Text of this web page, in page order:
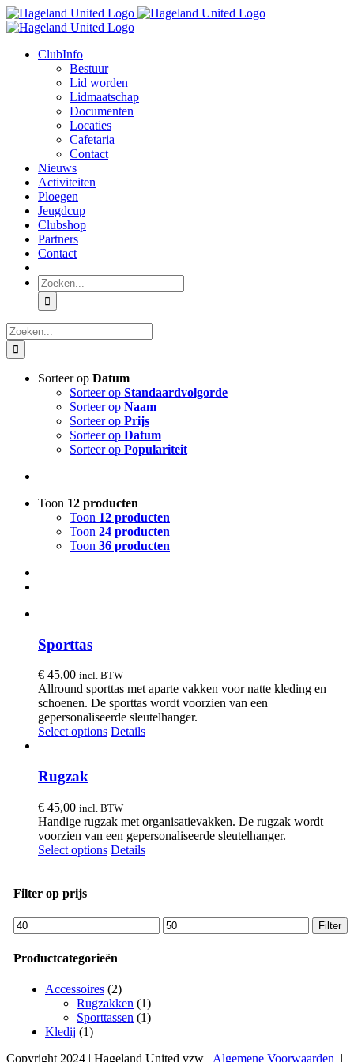
Ga
naar
ClubInfo
Bestuur
Lid worden
Lidmaatschap
Documenten
Locaties
Cafetaria
Contact
Nieuws
Activiteiten
Ploegen
Jeugdcup
Clubshop
Partners
Contact
Zoeken
naar:
Zoeken
naar:
Sorteer op Datum
Sorteer op Standaardvolgorde
Sorteer op Naam
Sorteer op Prijs
Sorteer op Datum
Sorteer op Populariteit
Toon 12 producten
Toon 12 producten
Toon 24 producten
Toon 36 producten
Sporttas
€ 45,00 incl. BTW
Allround sporttas met aparte vakken voor natte kleding en
schoenen. De sporttas wordt voorzien van een
gepersonaliseerde sleutelhanger.
Select options Details
Rugzak
€ 45,00 incl. BTW
Handige rugzak met organisatievakken. De rugzak wordt
voorzien van een gepersonaliseerde sleutelhanger.
Select options Details
Filter op prijs
Min.
prijs
Max.
prijs
Filter
Productcategorieën
Accessoires (2)
Rugzakken (1)
Sporttassen (1)
Kledij (1)
Copyright 2024 | Hageland United vzw Algemene Voorwaarden |